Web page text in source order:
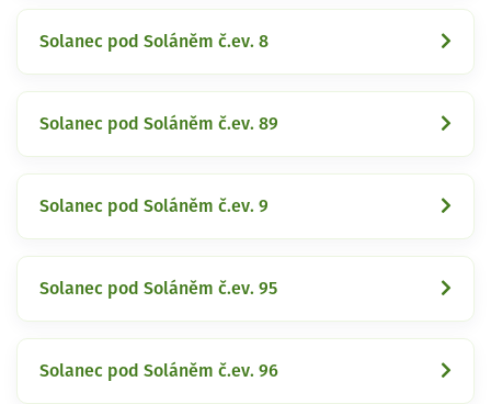
Solanec pod Soláněm č.ev. 8
Solanec pod Soláněm č.ev. 89
Solanec pod Soláněm č.ev. 9
Solanec pod Soláněm č.ev. 95
Solanec pod Soláněm č.ev. 96